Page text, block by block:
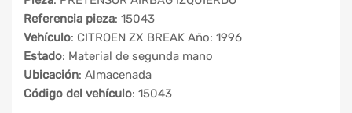
Referencia pieza: 15043
Vehículo: CITROEN ZX BREAK Año: 1996
Estado: Material de segunda mano
Ubicación: Almacenada
Código del vehículo: 15043